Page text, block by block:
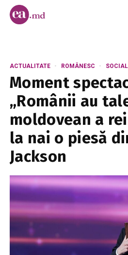
ACTUALITATE ROMÂNESC SOCIAL
Moment
„Românii au
moldovean a
la nai o piesă
Jackson